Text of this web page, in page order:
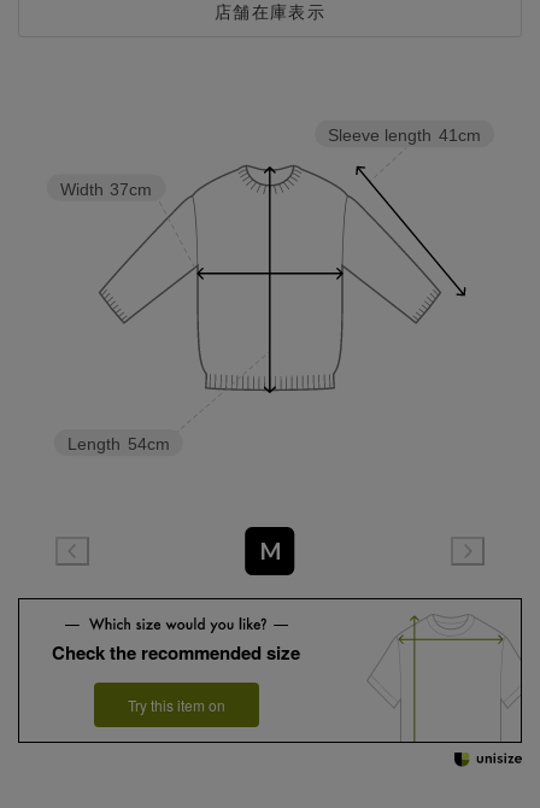
店舗在庫表示
Sleeve length 41cm
Length 54cm
Width 37cm
M
Check the recommended size
Try this item on